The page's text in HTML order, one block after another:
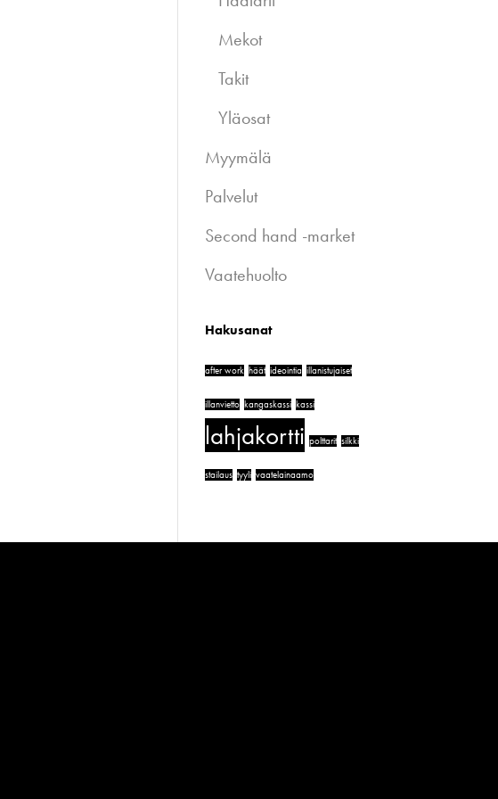
Mekot
Takit
Yläosat
Myymälä
Palvelut
Second hand -market
Vaatehuolto
Hakusanat
after work häät ideointia illanistujaiset
illanvietto kangaskassi kassi
lahjakortti polttarit silkki
stailaus tyyli vaatelainaamo